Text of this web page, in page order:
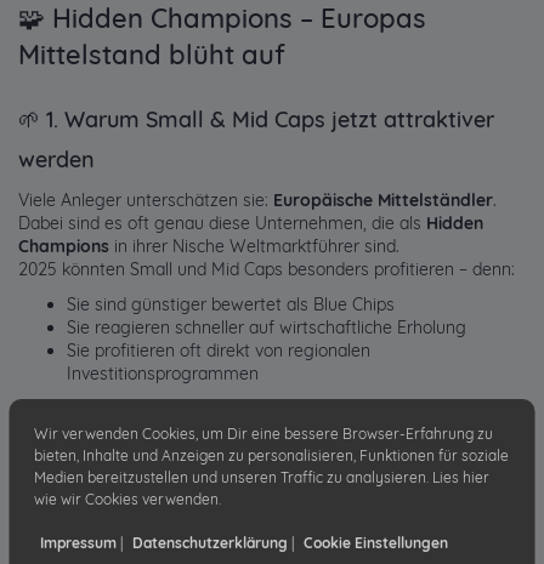
🧩 Hidden Champions – Europas
Mittelstand blüht auf
🌱 1. Warum Small & Mid Caps jetzt attraktiver
werden
Viele Anleger unterschätzen sie: Europäische Mittelständler.
Dabei sind es oft genau diese Unternehmen, die als Hidden
Champions in ihrer Nische Weltmarktführer sind.
2025 könnten Small und Mid Caps besonders profitieren – denn:
Sie sind günstiger bewertet als Blue Chips
Sie reagieren schneller auf wirtschaftliche Erholung
Sie profitieren oft direkt von regionalen
Investitionsprogrammen
Skandinavien findet man echte Perlen mitnachhaltigem
Wachstum.
🧠 2. Wachstumsperlen aus Nischenmärkten
Beispiele gefällig?
Wir verwenden Cookies, um Dir eine bessere Browser-Erfahrung zu
bieten, Inhalte und Anzeigen zu personalisieren, Funktionen für soziale
Medien bereitzustellen und unseren Traffic zu analysieren. Lies hier
wie wir Cookies verwenden.
Impressum | Datenschutzerklärung | Cookie Einstellungen